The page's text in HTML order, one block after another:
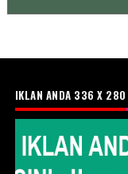
IKLAN ANDA 336 X 280